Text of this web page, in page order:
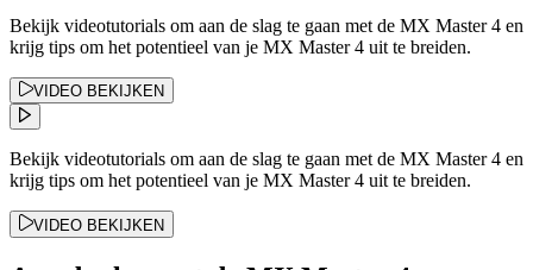
Bekijk videotutorials om aan de slag te gaan met de MX Master 4 en
krijg tips om het potentieel van je MX Master 4 uit te breiden.
VIDEO BEKIJKEN
Bekijk videotutorials om aan de slag te gaan met de MX Master 4 en
krijg tips om het potentieel van je MX Master 4 uit te breiden.
VIDEO BEKIJKEN